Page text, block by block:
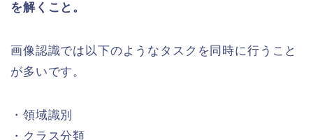
を解くこと 。
画像認識では以下のようなタスクを同時に行うこと
が多いです。
・領域識別
・クラス分類